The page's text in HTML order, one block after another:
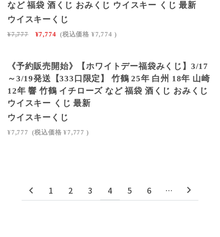
など 福袋 酒くじ おみくじ ウイスキー くじ 最新
ウイスキーくじ
¥7,777 ¥7,774 (税込価格 ¥7,774 )
SOLD OUT
《予約販売開始》【ホワイトデー福袋みくじ】3/17
～3/19発送【333口限定】 竹鶴 25年 白州 18年 山崎
12年 響 竹鶴 イチローズ など 福袋 酒くじ おみくじ
ウイスキー くじ 最新
ウイスキーくじ
¥7,777 (税込価格 ¥7,777 )
1 2 3 4 5 6 …